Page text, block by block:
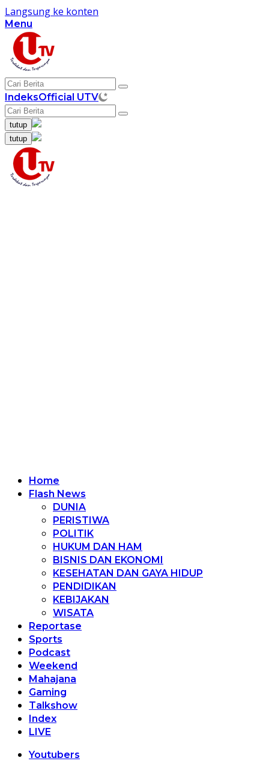
Langsung ke konten
Menu
IndeksOfficial UTV
tutup
tutup
Home
Flash News
DUNIA
PERISTIWA
POLITIK
HUKUM DAN HAM
BISNIS DAN EKONOMI
KESEHATAN DAN GAYA HIDUP
PENDIDIKAN
KEBIJAKAN
WISATA
Reportase
Sports
Podcast
Weekend
Mahajana
Gaming
Talkshow
Index
LIVE
Youtubers